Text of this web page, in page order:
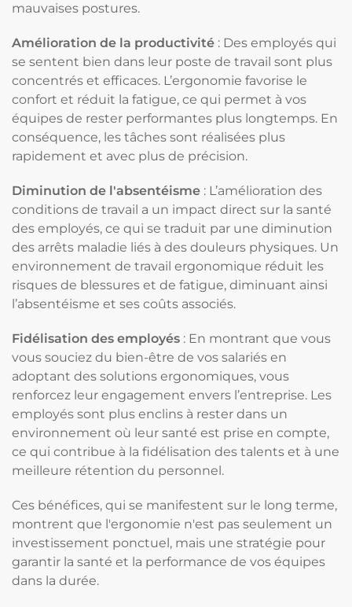
mauvaises postures.
Amélioration de la productivité : Des employés qui
se sentent bien dans leur poste de travail sont plus
concentrés et efficaces. L’ergonomie favorise le
confort et réduit la fatigue, ce qui permet à vos
équipes de rester performantes plus longtemps. En
conséquence, les tâches sont réalisées plus
rapidement et avec plus de précision.
Diminution de l'absentéisme : L’amélioration des
conditions de travail a un impact direct sur la santé
des employés, ce qui se traduit par une diminution
des arrêts maladie liés à des douleurs physiques. Un
environnement de travail ergonomique réduit les
risques de blessures et de fatigue, diminuant ainsi
l’absentéisme et ses coûts associés.
Fidélisation des employés : En montrant que vous
vous souciez du bien-être de vos salariés en
adoptant des solutions ergonomiques, vous
renforcez leur engagement envers l’entreprise. Les
employés sont plus enclins à rester dans un
environnement où leur santé est prise en compte,
ce qui contribue à la fidélisation des talents et à une
meilleure rétention du personnel.
Ces bénéfices, qui se manifestent sur le long terme,
montrent que l'ergonomie n'est pas seulement un
investissement ponctuel, mais une stratégie pour
garantir la santé et la performance de vos équipes
dans la durée.